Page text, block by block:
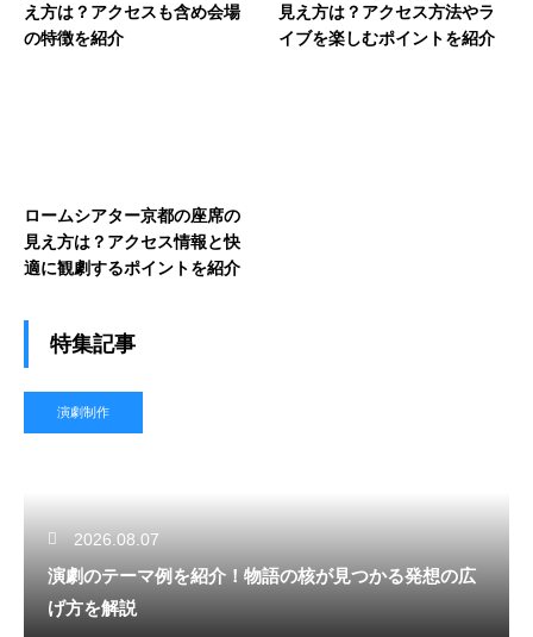
え方は？アクセスも含め会場
の特徴を紹介
見え方は？アクセス方法やラ
イブを楽しむポイントを紹介
ロームシアター京都の座席の
見え方は？アクセス情報と快
適に観劇するポイントを紹介
特集記事
演劇制作
2026.08.07
演劇のテーマ例を紹介！物語の核が見つかる発想の広
げ方を解説